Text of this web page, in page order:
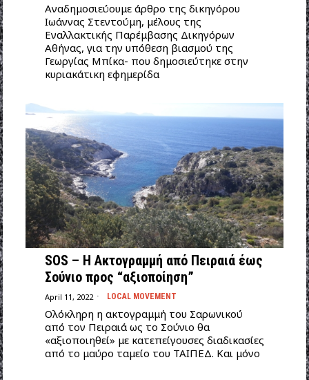
Αναδημοσιεύουμε άρθρο της δικηγόρου
Ιωάννας Στεντούμη, μέλους της
Εναλλακτικής Παρέμβασης Δικηγόρων
Αθήνας, για την υπόθεση βιασμού της
Γεωργίας Μπίκα- που δημοσιεύτηκε στην
κυριακάτικη εφημερίδα
SOS – Η Ακτογραμμή από Πειραιά έως
Σούνιο προς “αξιοποίηση”
April 11, 2022 LOCAL MOVEMENT
Ολόκληρη η ακτογραμμή του Σαρωνικού
από τον Πειραιά ως το Σούνιο θα
«αξιοποιηθεί» με κατεπείγουσες διαδικασίες
από το μαύρο ταμείο του ΤΑΙΠΕΔ. Και μόνο